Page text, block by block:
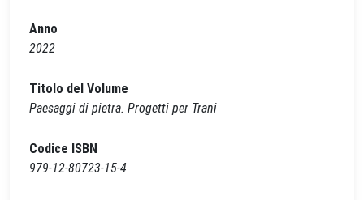
Anno
2022
Titolo del Volume
Paesaggi di pietra. Progetti per Trani
Codice ISBN
979-12-80723-15-4